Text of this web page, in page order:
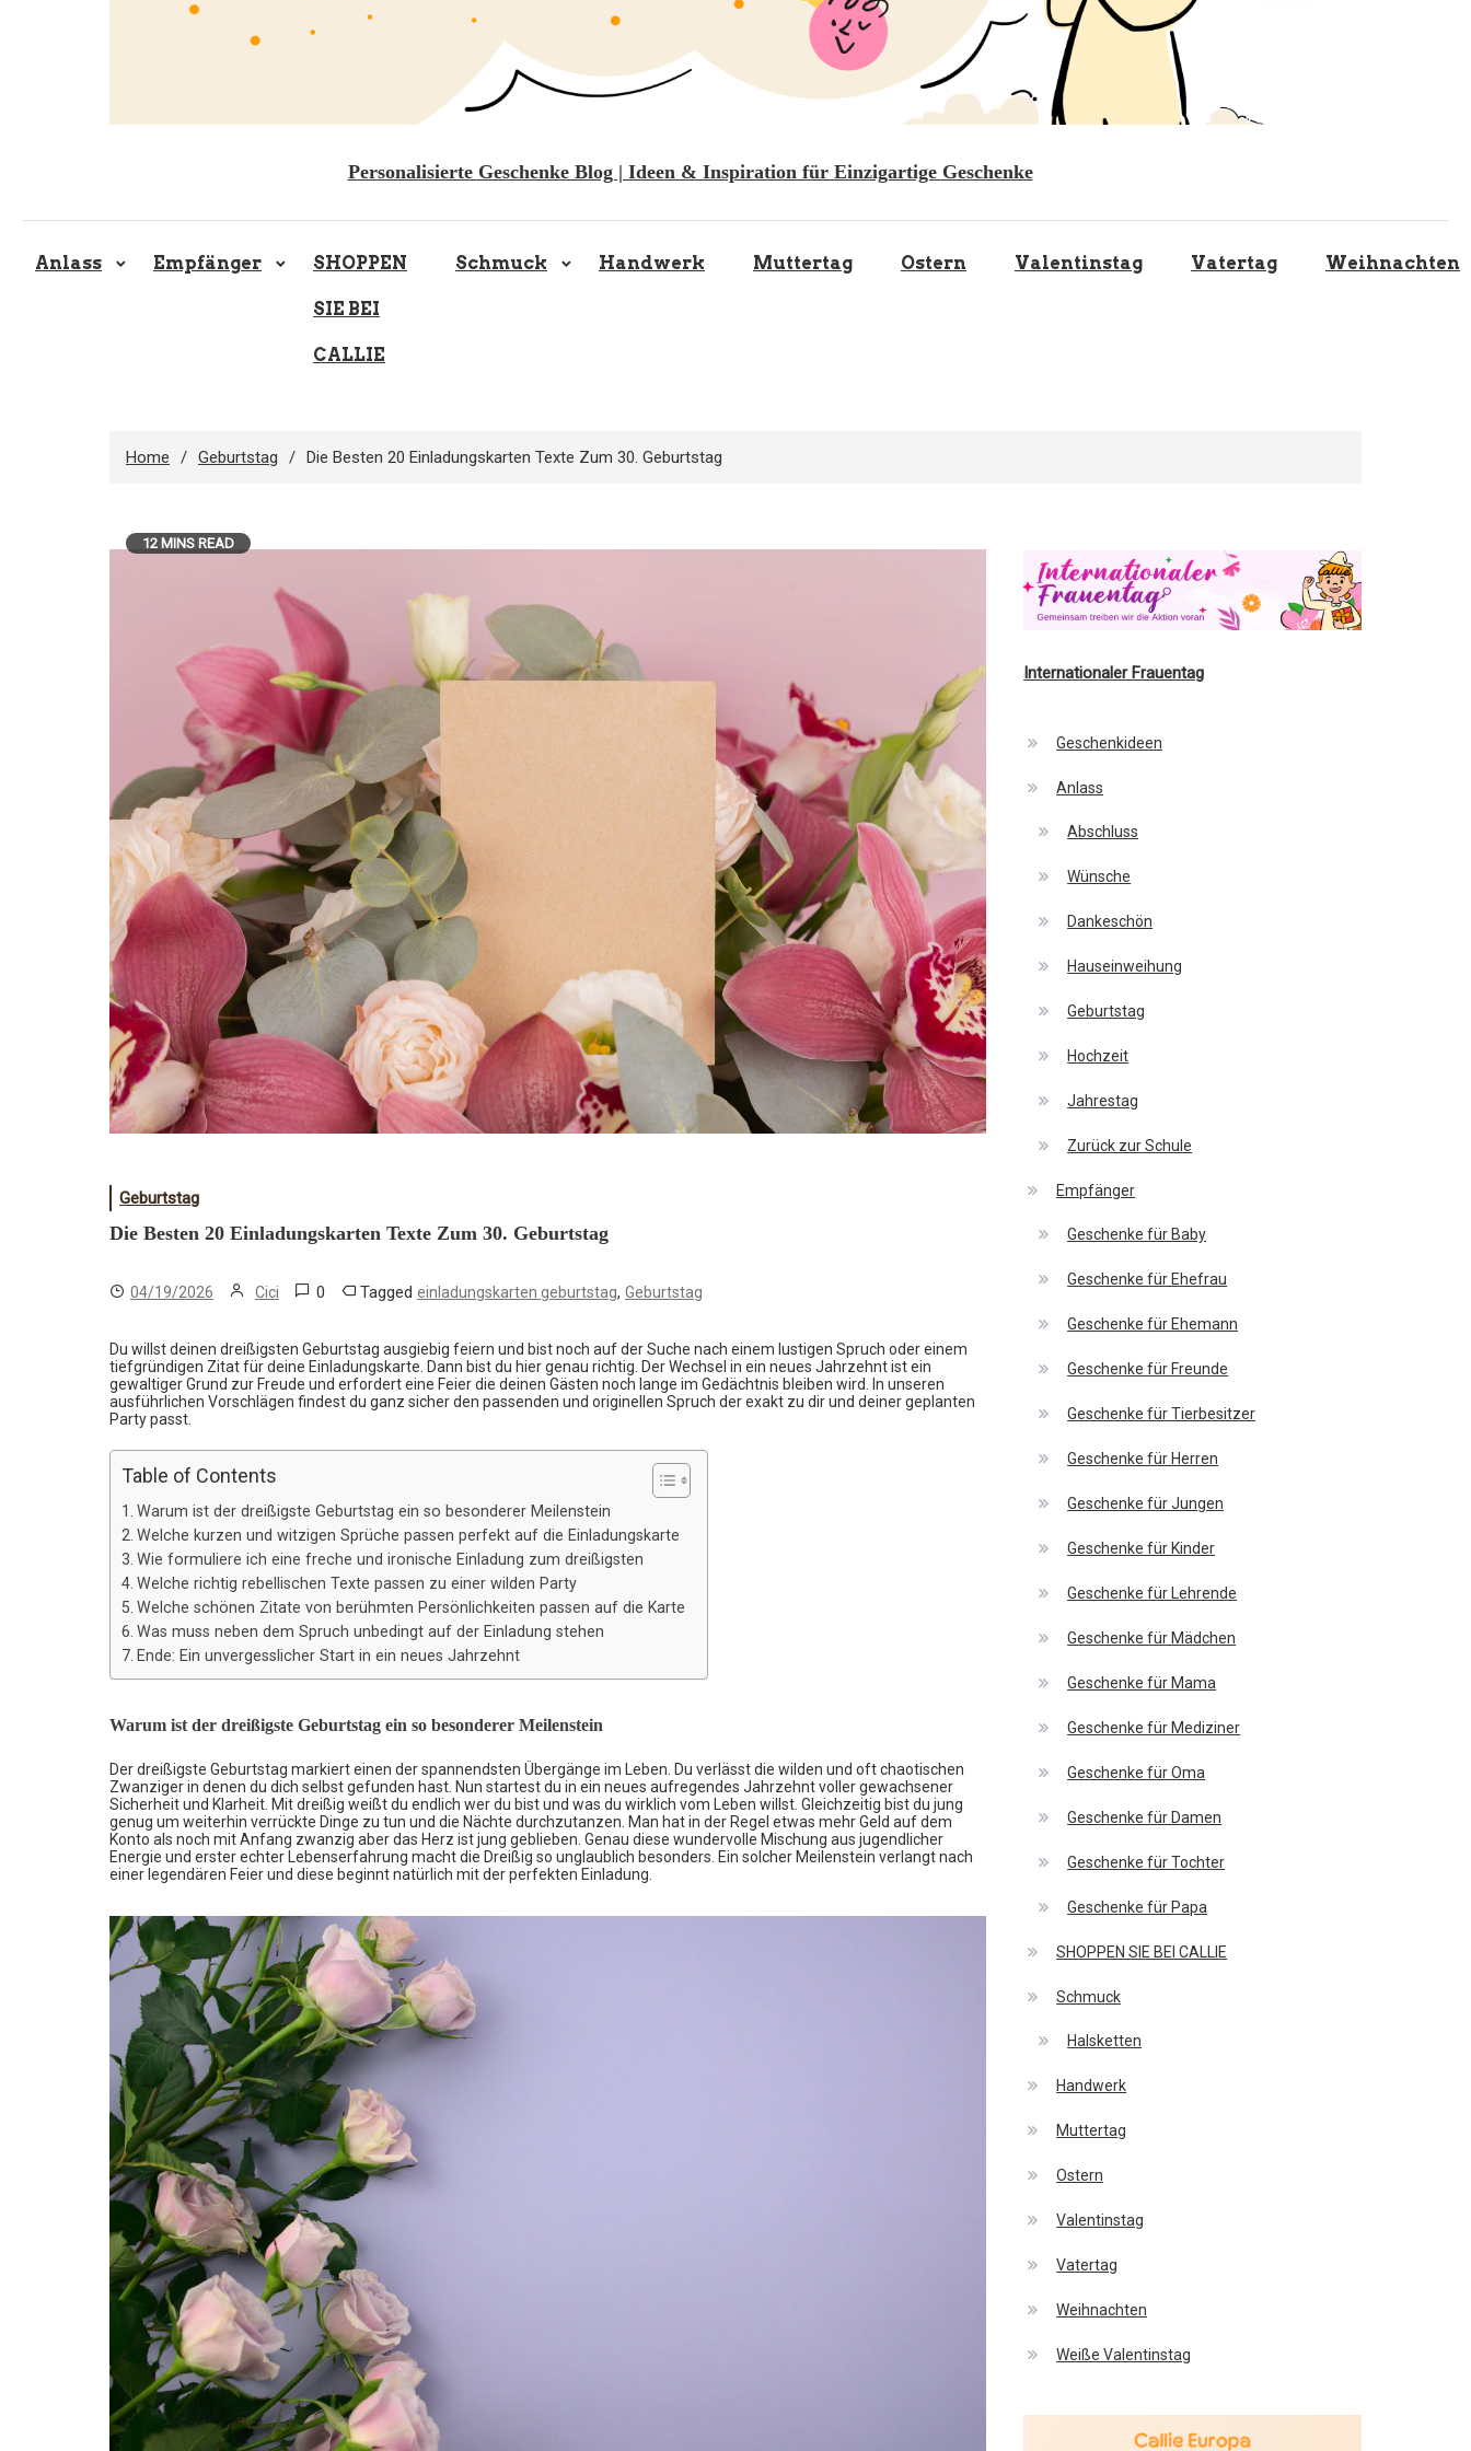
Personalisierte Geschenke Blog | Ideen & Inspiration für Einzigartige Geschenke
Anlass Empfänger SHOPPEN
SIE BEI
CALLIE
Schmuck Handwerk Muttertag Ostern Valentinstag Vatertag Weihnachten
Home Geburtstag Die Besten 20 Einladungskarten Texte Zum 30. Geburtstag
12 MINS READ
Geburtstag
Die Besten 20 Einladungskarten Texte Zum 30. Geburtstag
04/19/2026 Cici 0 Tagged einladungskarten geburtstag, Geburtstag
Du willst deinen dreißigsten Geburtstag ausgiebig feiern und bist noch auf der Suche nach einem lustigen Spruch oder einem
tiefgründigen Zitat für deine Einladungskarte. Dann bist du hier genau richtig. Der Wechsel in ein neues Jahrzehnt ist ein
gewaltiger Grund zur Freude und erfordert eine Feier die deinen Gästen noch lange im Gedächtnis bleiben wird. In unseren
ausführlichen Vorschlägen findest du ganz sicher den passenden und originellen Spruch der exakt zu dir und deiner geplanten
Party passt.
Table of Contents
Warum ist der dreißigste Geburtstag ein so besonderer Meilenstein
Welche kurzen und witzigen Sprüche passen perfekt auf die Einladungskarte
Wie formuliere ich eine freche und ironische Einladung zum dreißigsten
Welche richtig rebellischen Texte passen zu einer wilden Party
Welche schönen Zitate von berühmten Persönlichkeiten passen auf die Karte
Was muss neben dem Spruch unbedingt auf der Einladung stehen
Ende: Ein unvergesslicher Start in ein neues Jahrzehnt
Warum ist der dreißigste Geburtstag ein so besonderer Meilenstein
Der dreißigste Geburtstag markiert einen der spannendsten Übergänge im Leben. Du verlässt die wilden und oft chaotischen
Zwanziger in denen du dich selbst gefunden hast. Nun startest du in ein neues aufregendes Jahrzehnt voller gewachsener
Sicherheit und Klarheit. Mit dreißig weißt du endlich wer du bist und was du wirklich vom Leben willst. Gleichzeitig bist du jung
genug um weiterhin verrückte Dinge zu tun und die Nächte durchzutanzen. Man hat in der Regel etwas mehr Geld auf dem
Konto als noch mit Anfang zwanzig aber das Herz ist jung geblieben. Genau diese wundervolle Mischung aus jugendlicher
Energie und erster echter Lebenserfahrung macht die Dreißig so unglaublich besonders. Ein solcher Meilenstein verlangt nach
einer legendären Feier und diese beginnt natürlich mit der perfekten Einladung.
Internationaler Frauentag
Geschenkideen
Anlass
Abschluss
Wünsche
Dankeschön
Hauseinweihung
Geburtstag
Hochzeit
Jahrestag
Zurück zur Schule
Empfänger
Geschenke für Baby
Geschenke für Ehefrau
Geschenke für Ehemann
Geschenke für Freunde
Geschenke für Tierbesitzer
Geschenke für Herren
Geschenke für Jungen
Geschenke für Kinder
Geschenke für Lehrende
Geschenke für Mädchen
Geschenke für Mama
Geschenke für Mediziner
Geschenke für Oma
Geschenke für Damen
Geschenke für Tochter
Geschenke für Papa
SHOPPEN SIE BEI CALLIE
Schmuck
Halsketten
Handwerk
Muttertag
Ostern
Valentinstag
Vatertag
Weihnachten
Weiße Valentinstag